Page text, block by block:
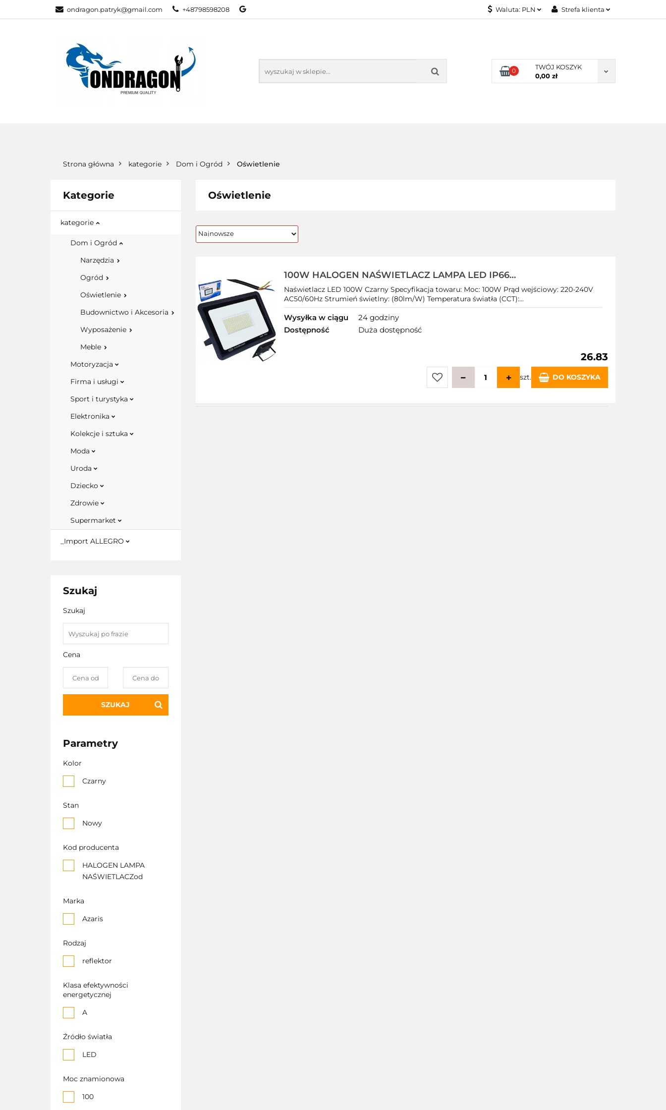
ondragon.patryk@gmail.com +48798598208 Waluta: PLN Strefa klienta
Dodaj zgłoszenie
Zgody cookies
0
TWÓJ KOSZYK
0,00 zł
KATEGORIE NOWOŚCI KONTAKT
Strona główna kategorie Dom i Ogród Oświetlenie
Kategorie
kategorie
Dom i Ogród
Narzędzia
Ogród
Oświetlenie
Budownictwo i Akcesoria
Wyposażenie
Meble
Motoryzacja
Firma i usługi
Sport i turystyka
Elektronika
Kolekcje i sztuka
Moda
Uroda
Dziecko
Zdrowie
Supermarket
_Import ALLEGRO
Szukaj
Szukaj
Cena
SZUKAJ
Parametry
Kolor
Czarny
Stan
Nowy
Kod producenta
HALOGEN LAMPA
NAŚWIETLACZod
Marka
Azaris
Rodzaj
reflektor
Klasa efektywności
energetycznej
A
Źródło światła
LED
Moc znamionowa
100
Oświetlenie
100W HALOGEN NAŚWIETLACZ LAMPA LED IP66
REFLEKTOR
Naświetlacz LED 100W Czarny Specyfikacja towaru: Moc: 100W Prąd wejściowy: 220-240V
AC50/60Hz Strumień świetlny: (80lm/W) Temperatura światła (CCT):...
Wysyłka w ciągu
24 godziny
Dostępność
Duża dostępność
26.83
szt. DO KOSZYKA